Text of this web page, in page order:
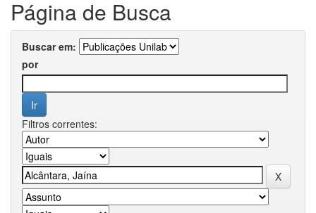
Página de Busca
Buscar em:
por
Filtros correntes: